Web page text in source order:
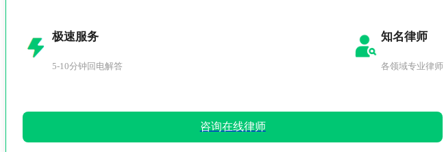
极速服务
5-10分钟回电解答
知名律师
各领域专业律师
咨询在线律师